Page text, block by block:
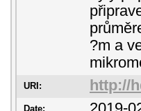
?m a
URI: http://
Date: